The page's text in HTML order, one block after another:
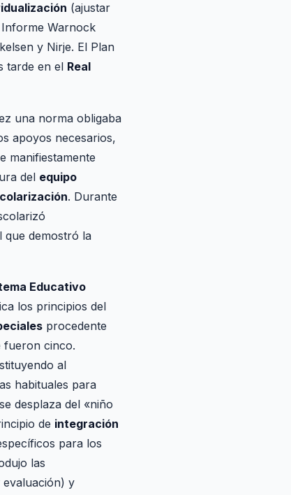
(ajustar
Warnock
y Nirje. El Plan
tarde en el Real
una norma obligaba
apoyos necesarios,
manifiestamente
del equipo
. Durante
que demostró la
Educativo
los principios del
procedente
fueron cinco.
al
habituales para
desplaza del «niño
de integración
para los
las
evaluación) y